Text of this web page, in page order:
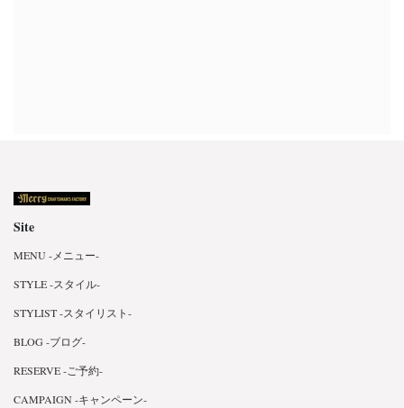
Site
MENU -メニュー-
STYLE -スタイル-
STYLIST -スタイリスト-
BLOG -ブログ-
RESERVE -ご予約-
CAMPAIGN -キャンペーン-